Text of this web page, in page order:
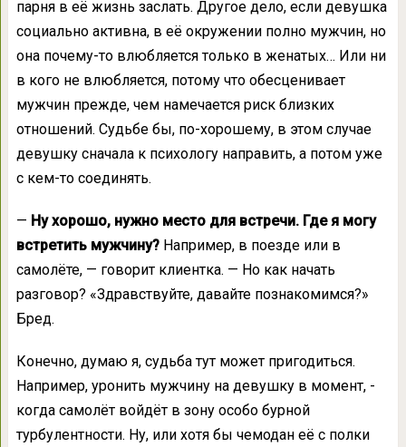
парня в её жизнь заслать. Другое дело, если девушка
социально активна, в её окружении полно мужчин, но
она почему-то влюбляется только в женатых… Или ни
в кого не влюбляется, потому что обесценивает
мужчин прежде, чем намечается риск близких
отношений. Судьбе бы, по-хорошему, в этом случае
девушку сначала к психологу направить, а потом уже
с кем-то соединять.
— Ну хорошо, нужно место для встречи. Где я могу
встретить мужчину?Например, в поезде или в
самолёте, — говорит клиентка. — Но как начать
разговор? «Здравствуйте, давайте познакомимся?»
Бред.
Конечно, думаю я, судьба тут может пригодиться.
Например, уронить мужчину на девушку в момент, ­
когда самолёт войдёт в зону особо бурной
турбулентности. Ну, или хотя бы чемодан её с полки